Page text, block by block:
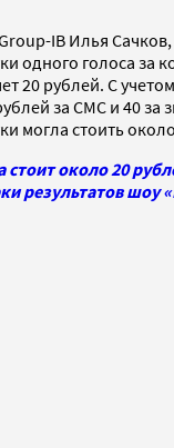
IB Илья
одного голоса за
20 рублей. С
за СМС и 40 за
могла стоить
стоит около 20
результатов шоу